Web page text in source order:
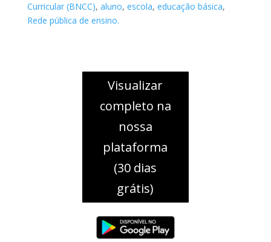
Curricular (BNCC), aluno, escola, educação básica,
Rede pública de ensino.
Visualizar
completo na
nossa
plataforma
(30 dias
grátis)